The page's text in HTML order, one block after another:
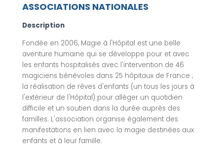
ASSOCIATIONS NATIONALES
Description
Fondée en 2006, Magie à l'Hôpital est une belle
aventure humaine qui se développe pour et avec
les enfants hospitalisés avec l'intervention de 46
magiciens bénévoles dans 25 hôpitaux de France ;
la réalisation de rêves d'enfants (un tous les jours à
l'extérieur de l'Hôpital) pour alléger un quotidien
difficile et un soutien dans la durée auprès des
familles. L'association organise également des
manifestations en lien avec la magie destinées aux
enfants et à leur famille.